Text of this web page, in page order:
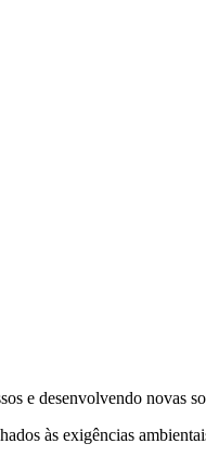
e desenvolvendo novas
às exigências